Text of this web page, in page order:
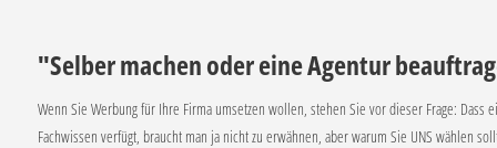
"Selber machen oder eine Agentur
Wenn Sie Werbung für Ihre Firma umsetzen wollen, stehen Sie vor dieser Frage:
Fachwissen verfügt, braucht man ja nicht zu erwähnen, aber warum Sie UNS wählen